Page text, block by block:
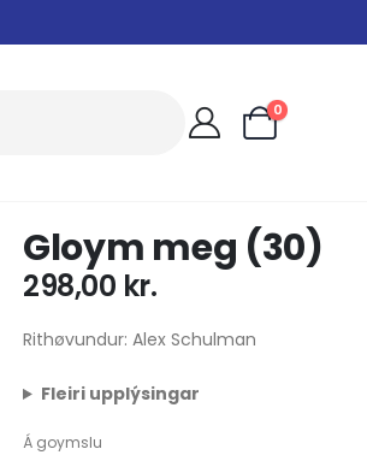
0
Gloym meg (30)
298,00 kr.
Rithøvundur: Alex Schulman
Fleiri upplýsingar
Á goymslu